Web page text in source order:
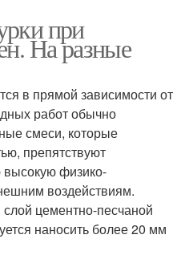
при
На разные
в прямой зависимости от
работ обычно
смеси, которые
препятствуют
физико-
воздействиям.
цементно-песчаной
наносить более 20 мм